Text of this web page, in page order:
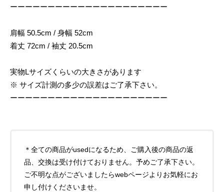
ーーーーーーーーーーーーーーーーーーーーー
肩幅 50.5cm / 身幅 52cm
着丈 72cm / 袖丈 20.5cm
実物Lサイズくらいの大きさがあります
※ サイズ計測の多少の誤差はご了承下さい。
ーーーーーーーーーーーーーーーーーーーーー
＊全ての商品がusedになるため、ご購入後の商品の返
品、交換は受け付けておりません。予めご了承下さい。
ご不明な点がございましたらwebページよりお気軽にお
申し付けくださいませ。